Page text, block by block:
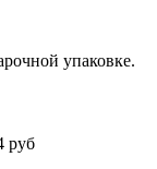
упаковке.
руб